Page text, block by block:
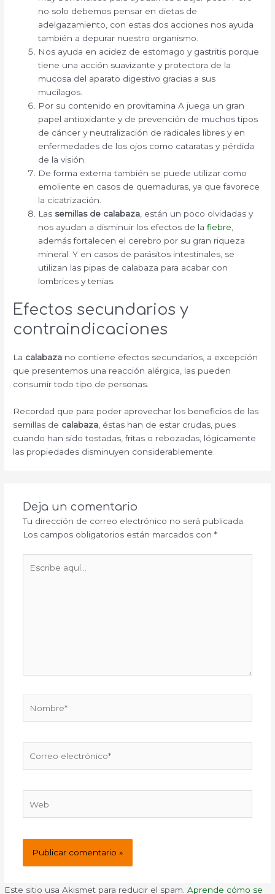
no solo debemos pensar en dietas de
adelgazamiento, con estas dos acciones nos ayuda
también a depurar nuestro organismo.
Nos ayuda en acidez de estomago y gastritis porque
tiene una acción suavizante y protectora de la
mucosa del aparato digestivo gracias a sus
mucílagos.
Por su contenido en provitamina A juega un gran
papel antioxidante y de prevención de muchos tipos
de cáncer y neutralización de radicales libres y en
enfermedades de los ojos como cataratas y pérdida
de la visión.
De forma externa también se puede utilizar como
emoliente en casos de quemaduras, ya que favorece
la cicatrización.
Las semillas de calabaza , están un poco olvidadas y
nos ayudan a disminuir los efectos de lafiebre
además fortalecen el cerebro por su gran riqueza
mineral. Y en casos de parásitos intestinales, se
utilizan las pipas de calabaza para acabar con
lombrices y tenias.
Efectos secundarios y
contraindicaciones
La calabaza no contiene efectos secundarios, a excepción
que presentemos una reacción alérgica, las pueden
consumir todo tipo de personas.
Recordad que para poder aprovechar los beneficios de las
semillas de calabaza , éstas han de estar crudas, pues
cuando han sido tostadas, fritas o rebozadas, lógicamente
las propiedades disminuyen considerablemente.
Deja un comentario
Tu dirección de correo electrónico no será publicada.
Los campos obligatorios están marcados con *
aquí...
electrónico*
Este sitio usa Akismet para reducir el spam.Aprende cómo se